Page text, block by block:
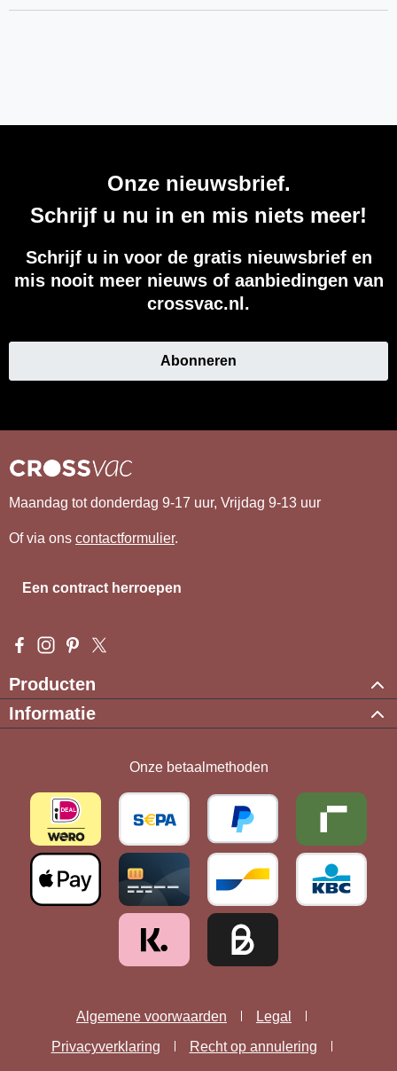
Onze nieuwsbrief.
Schrijf u nu in en mis niets meer!
Schrijf u in voor de gratis nieuwsbrief en
mis nooit meer nieuws of aanbiedingen van
crossvac.nl.
Abonneren
Maandag tot donderdag 9-17 uur, Vrijdag 9-13 uur
Of via ons contactformulier.
Een contract herroepen
Visit us on Facebook – opens in a new browser tab (external
Check us out on Instagram – opens in a new browser tab
Get inspired on Pinterest – opens in a new browser
Follow us on X – opens in a new browser tab
Producten
Informatie
Onze betaalmethoden
Algemene voorwaarden
Legal
Privacyverklaring
Recht op annulering